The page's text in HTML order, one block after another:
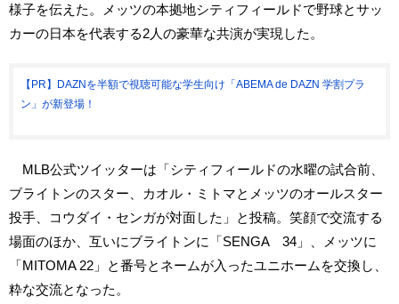
様子を伝えた。メッツの本拠地シティフィールドで野球とサッ
カーの日本を代表する2人の豪華な共演が実現した。
【PR】DAZNを半額で視聴可能な学生向け「ABEMA de DAZN 学割プラ
ン」が新登場！
MLB公式ツイッターは「シティフィールドの水曜の試合前、
ブライトンのスター、カオル・ミトマとメッツのオールスター
投手、コウダイ・センガが対面した」と投稿。笑顔で交流する
場面のほか、互いにブライトンに「SENGA 34」、メッツに
「MITOMA 22」と番号とネームが入ったユニホームを交換し、
粋な交流となった。